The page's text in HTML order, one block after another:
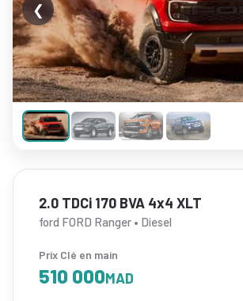
❮
2.0 TDCi 170 BVA 4x4 XLT
ford FORD Ranger • Diesel
Prix Clé en main
510 000MAD